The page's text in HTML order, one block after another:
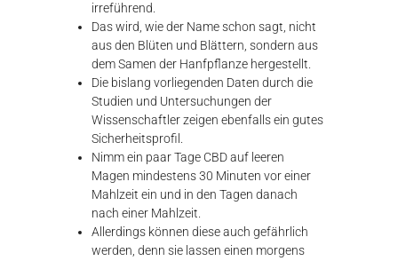
irreführend.
Das wird, wie der Name schon sagt, nicht
aus den Blüten und Blättern, sondern aus
dem Samen der Hanfpflanze hergestellt.
Die bislang vorliegenden Daten durch die
Studien und Untersuchungen der
Wissenschaftler zeigen ebenfalls ein gutes
Sicherheitsprofil.
Nimm ein paar Tage CBD auf leeren
Magen mindestens 30 Minuten vor einer
Mahlzeit ein und in den Tagen danach
nach einer Mahlzeit.
Allerdings können diese auch gefährlich
werden, denn sie lassen einen morgens